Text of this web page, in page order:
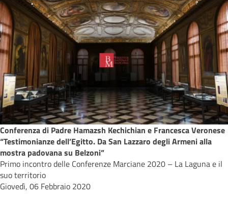
Conferenza di Padre Hamazsh Kechichian e Francesca Veronese
“Testimonianze dell’Egitto. Da San Lazzaro degli Armeni alla
mostra padovana su Belzoni”
Primo incontro delle Conferenze Marciane 2020 – La Laguna e il
suo territorio
Giovedì, 06 Febbraio 2020